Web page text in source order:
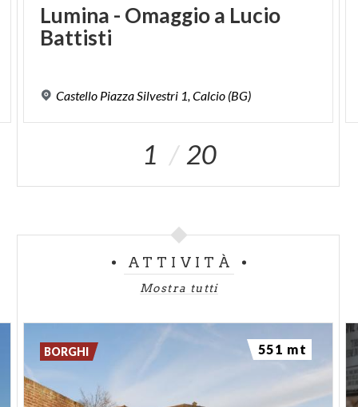
Lumina - Omaggioa Lucio
Battisti
Castello PiazzaSilvestri 1,Calcio (BG)
1 20
ATTIVITÀ
Mostra tutti
BORGHI 551 mt